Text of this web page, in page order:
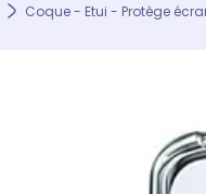
Coque - Etui - Protège